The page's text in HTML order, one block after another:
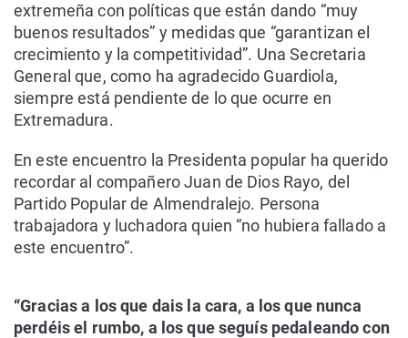
extremeña con políticas que están dando “muy
buenos resultados” y medidas que “garantizan el
crecimiento y la competitividad”. Una Secretaria
General que, como ha agradecido Guardiola,
siempre está pendiente de lo que ocurre en
Extremadura.
En este encuentro la Presidenta popular ha querido
recordar al compañero Juan de Dios Rayo, del
Partido Popular de Almendralejo. Persona
trabajadora y luchadora quien “no hubiera fallado a
este encuentro”.
“Gracias a los que dais la cara, a los que nunca
perdéis el rumbo, a los que seguís pedaleando con